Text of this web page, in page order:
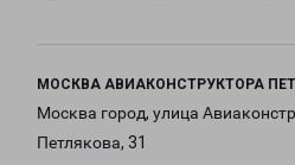
МОСКВА АВИАКОНСТРУКТОРА
Москва город, улица
Петлякова, 31